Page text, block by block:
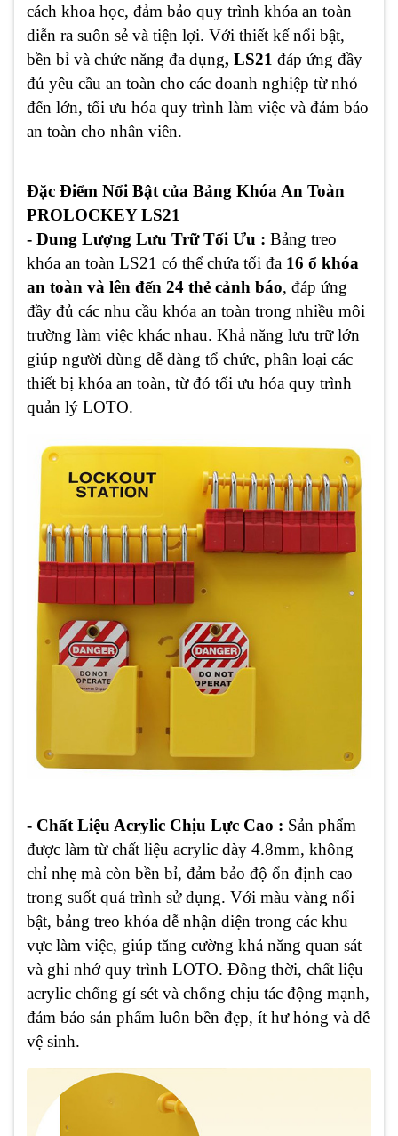
cách khoa học, đảm bảo quy trình khóa an toàn
diễn ra suôn sẻ và tiện lợi. Với thiết kế nổi bật,
bền bỉ và chức năng đa dụng, LS21 đáp ứng đầy
đủ yêu cầu an toàn cho các doanh nghiệp từ nhỏ
đến lớn, tối ưu hóa quy trình làm việc và đảm bảo
an toàn cho nhân viên.
Đặc Điểm Nổi Bật của Bảng Khóa An Toàn
PROLOCKEY LS21
- Dung Lượng Lưu Trữ Tối Ưu : Bảng treo
khóa an toàn LS21 có thể chứa tối đa 16 ổ khóa
an toàn và lên đến 24 thẻ cảnh báo, đáp ứng
đầy đủ các nhu cầu khóa an toàn trong nhiều môi
trường làm việc khác nhau. Khả năng lưu trữ lớn
giúp người dùng dễ dàng tổ chức, phân loại các
thiết bị khóa an toàn, từ đó tối ưu hóa quy trình
quản lý LOTO.
- Chất Liệu Acrylic Chịu Lực Cao : Sản phẩm
được làm từ chất liệu acrylic dày 4.8mm, không
chỉ nhẹ mà còn bền bỉ, đảm bảo độ ổn định cao
trong suốt quá trình sử dụng. Với màu vàng nổi
bật, bảng treo khóa dễ nhận diện trong các khu
vực làm việc, giúp tăng cường khả năng quan sát
và ghi nhớ quy trình LOTO. Đồng thời, chất liệu
acrylic chống gỉ sét và chống chịu tác động mạnh,
đảm bảo sản phẩm luôn bền đẹp, ít hư hỏng và dễ
vệ sinh.